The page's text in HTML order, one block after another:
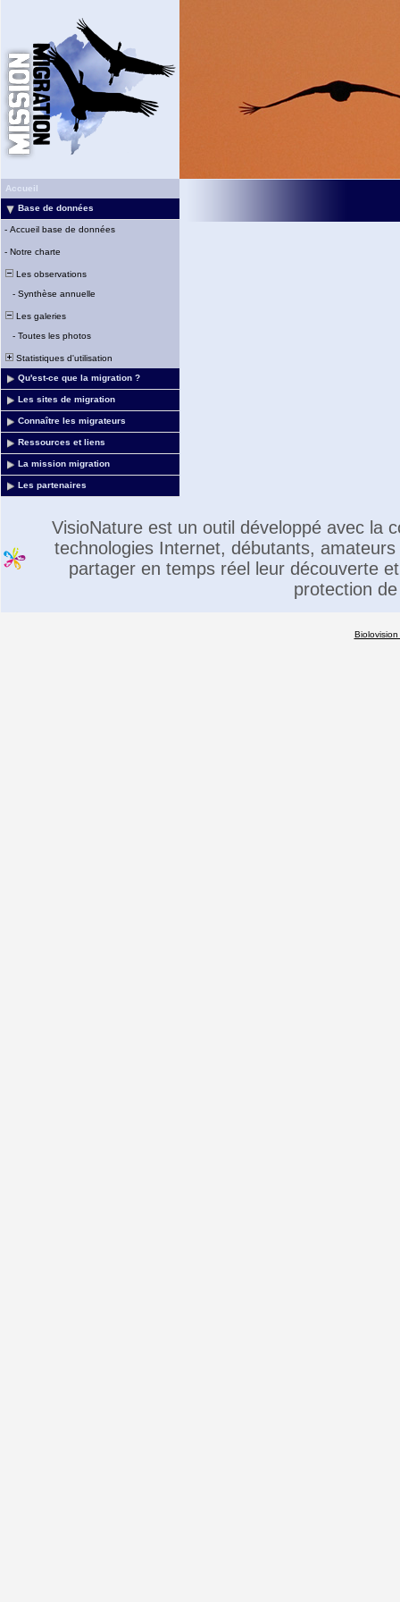
Accueil
Base de données
- Accueil base de données
- Notre charte
Les observations
- Synthèse annuelle
Les galeries
- Toutes les photos
Statistiques d'utilisation
Qu'est-ce que la migration ?
Les sites de migration
Connaître les migrateurs
Ressources et liens
La mission migration
Les partenaires
VisioNature est un outil développé avec la
technologies Internet, débutants,
partager en temps réel leur découverte
protection
Biolovision